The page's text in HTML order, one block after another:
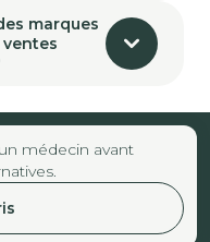
marques
médecin avant